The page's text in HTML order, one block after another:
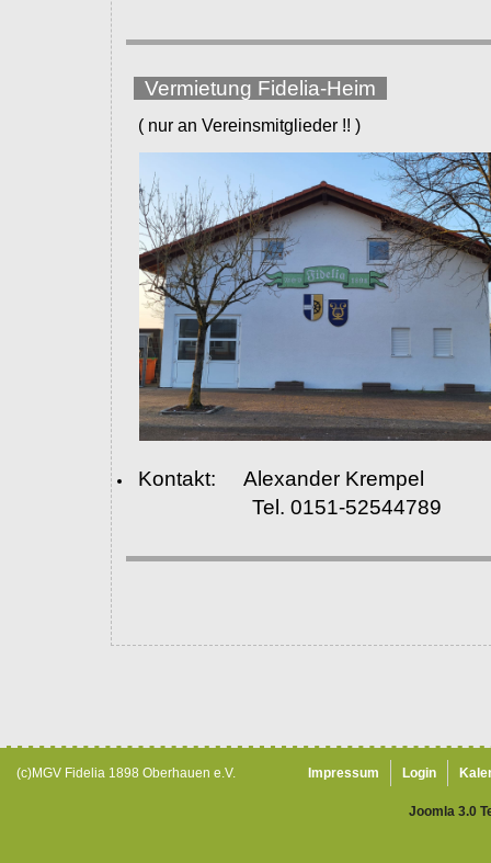
Vermietung Fidelia-Heim
( nur an Vereinsmitglieder !! )
Kontakt: Alexander Krempel
Tel. 0151-52544789
(c)MGV Fidelia 1898 Oberhauen e.V. Impressum Login
Joomla 3.0